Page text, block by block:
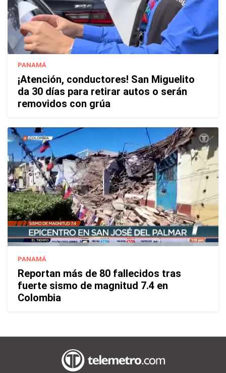
PANAMÁ
¡Atención, conductores! San Miguelito
da 30 días para retirar autos o serán
removidos con grúa
PANAMÁ
Reportan más de 80 fallecidos tras
fuerte sismo de magnitud 7.4 en
Colombia